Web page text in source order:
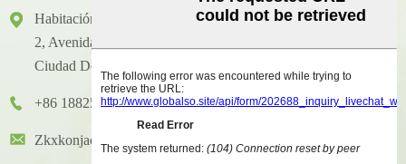
Habitación 1416, Piso 14, Edificio Internacional Junhao, N.°
2, Avenida Chenjiang Zhongkai, Distrito De Huicheng,
Ciudad De Huizhou
+86 18825458362
Zkxkonjac@hzzkx.com